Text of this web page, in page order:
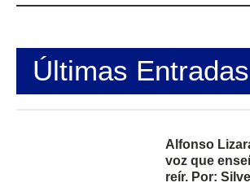
Últimas Entradas
Alfonso
voz que
reír. Por: